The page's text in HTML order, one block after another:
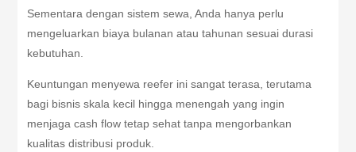
Sementara dengan sistem sewa, Anda hanya perlu
mengeluarkan biaya bulanan atau tahunan sesuai durasi
kebutuhan.
Keuntungan menyewa reefer ini sangat terasa, terutama
bagi bisnis skala kecil hingga menengah yang ingin
menjaga cash flow tetap sehat tanpa mengorbankan
kualitas distribusi produk.